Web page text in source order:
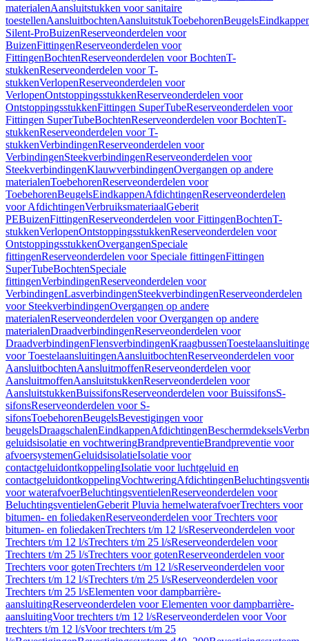
materialenAansluitstukken voor sanitaire
toestellenAansluitbochtenAansluitstukToebehorenBeugels
Silent-ProBuizenReserveonderdelen voor
BuizenFittingenReserveonderdelen voor
FittingenBochtenReserveonderdelen voor BochtenT-
stukkenReserveonderdelen voor T-
stukkenVerlopenReserveonderdelen voor
VerlopenOntstoppingsstukkenReserveonderdelen voor
OntstoppingsstukkenFittingen SuperTubeReserveonderdelen voor
Fittingen SuperTubeBochtenReserveonderdelen voor BochtenT-
stukkenReserveonderdelen voor T-
stukkenVerbindingenReserveonderdelen voor
VerbindingenSteekverbindingenReserveonderdelen voor
SteekverbindingenKlauwverbindingenOvergangen op andere
materialenToebehorenReserveonderdelen voor
ToebehorenBeugelsEindkappenAfdichtingenReserveonderdelen
voor AfdichtingenVerbruiksmateriaalGeberit
PEBuizenFittingenReserveonderdelen voor FittingenBochtenT-
stukkenVerlopenOntstoppingsstukkenReserveonderdelen voor
OntstoppingsstukkenOvergangenSpeciale
fittingenReserveonderdelen voor Speciale fittingenFittingen
SuperTubeBochtenSpeciale
fittingenVerbindingenReserveonderdelen voor
VerbindingenLasverbindingenSteekverbindingenReserveonderdelen
voor SteekverbindingenOvergangen op andere
materialenReserveonderdelen voor Overgangen op andere
materialenDraadverbindingenReserveonderdelen voor
DraadverbindingenFlensverbindingenKraagbussen
voor ToestelaansluitingenAansluitbochtenReserveonderdelen voor
AansluitbochtenAansluitmoffenReserveonderdelen voor
AansluitmoffenAansluitstukkenReserveonderdelen voor
AansluitstukkenBuissifonsReserveonderdelen voor BuissifonsS-
sifonsReserveonderdelen voor S-
sifonsToebehorenBeugelsBevestigingen voor
beugelsDraagschalenEindkappenAfdichtingenBeschermdeksels
geluidsisolatie en vochtweringBrandpreventieBrandpreventie voor
afvoersystemenGeluidsisolatieIsolatie voor
contactgeluidontkoppelingIsolatie voor luchtgeluid en
contactgeluidontkoppelingVochtweringAfdichtingen
voor waterafvoerBeluchtingsventielenReserveonderdelen voor
BeluchtingsventielenGeberit Pluvia hemelwaterafvoerTrechters voor
bitumen- en foliedakenReserveonderdelen voor Trechters voor
bitumen- en foliedakenTrechters t/m 12 l/sReserveonderdelen voor
Trechters t/m 12 l/sTrechters t/m 25 l/sReserveonderdelen voor
Trechters t/m 25 l/sTrechters voor gotenReserveonderdelen voor
Trechters voor gotenTrechters t/m 12 l/sReserveonderdelen voor
Trechters t/m 12 l/sTrechters t/m 25 l/sReserveonderdelen voor
Trechters t/m 25 l/sElementen voor dampbarrière-
aansluitingReserveonderdelen voor Elementen voor dampbarrière-
aansluitingVoor trechters t/m 12 l/sReserveonderdelen voor Voor
trechters t/m 12 l/sVoor trechters t/m 25